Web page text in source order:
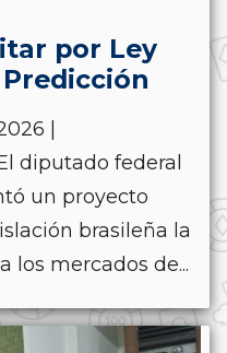
por Ley
|
diputado federal
un proyecto
brasileña la
los mercados de...